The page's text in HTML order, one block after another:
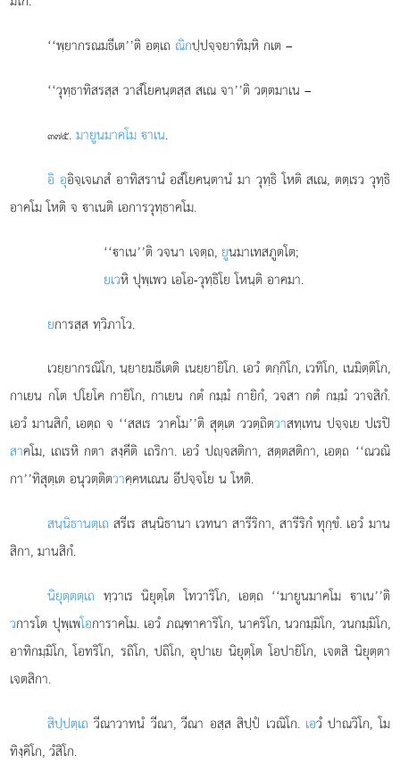
‘‘พฺยากรณมธีเต’’ติ อตฺเถณิกปฺปจฺจยาทิมฺหิ กเต –
‘‘วุทฺธาทิสรสฺส วาสํโยคนฺตสฺส สเณ จา’’ติ วตฺตมาเน –
๓๗๕.มายูนมาคโม าเน.
อิ อุอิจฺเจเภสํ อาทิสรานํ อสํโยคนฺตานํ มา วุทฺธิ โหติ สเณ, ตตฺเรว วุทฺธิ
อาคโม โหติ จ าเนติ เอการวุทฺธาคโม.
‘‘าเน’’ติ วจนา เจตฺถ, ยูนมาเทสภูตโต;
ยเวหิ ปุพฺเพว เอโอ-วุทฺธิโย โหนฺติ อาคมา.
ยการสฺส ทฺวิภาโว.
เวยฺยากรณิโก, นฺยายมธีเตติ เนยฺยายิโก. เอวํ ตกฺกิโก, เวทิโก, เนมิตฺติโก,
กาเยน กโต ปโยโค กายิโก, กาเยน กตํ กมฺมํ กายิกํ, วจสา กตํ กมฺมํ วาจสิกํ.
เอวํ มานสิกํ, เอตฺถ จ ‘‘สสเร วาคโม’’ติ สุตฺเต ววตฺถิตวาสทฺเทน ปจฺจเย ปเรปิ
สาคโม, เถเรหิ กตา สงฺคีติ เถริกา. เอวํ ปฺจสติกา, สตฺตสติกา, เอตฺถ ‘‘ณวณิ
กา’’ทิสุตฺเต อนุวตฺติตวาคฺคหเณน อีปจฺจโย น โหติ.
สนฺนิธานตฺเถ สรีเร สนฺนิธานา เวทนา สารีริกา, สารีริกํ ทุกฺขํ. เอวํ มาน
สิกา, มานสิกํ.
นิยุตฺตตฺเถ ทฺวาเร นิยุตฺโต โทวาริโก, เอตฺถ ‘‘มายูนมาคโม าเน’’ติ
วการโต ปุพฺเพโอการาคโม. เอวํ ภณฺฑาคาริโก, นาคริโก, นวกมฺมิโก, วนกมฺมิโก,
อาทิกมฺมิโก, โอทริโก, รถิโก, ปถิโก, อุปาเย นิยุตฺโต โอปายิโก, เจตสิ นิยุตฺตา
เจตสิกา.
สิปฺปตฺเถ วีณาวาทนํ วีณา, วีณา อสฺส สิปฺปํ เวณิโก. เอวํ ปาณวิโก, โม
ทิงฺคิโก, วํสิโก.